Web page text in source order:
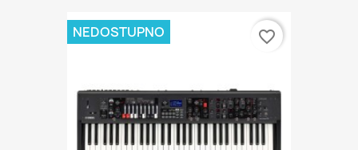
NEDOSTUPNO favorite_border